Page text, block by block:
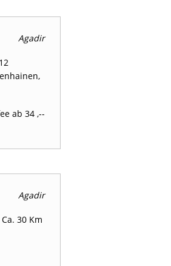
Agadir
ab 34 ,--
Agadir
30 Km